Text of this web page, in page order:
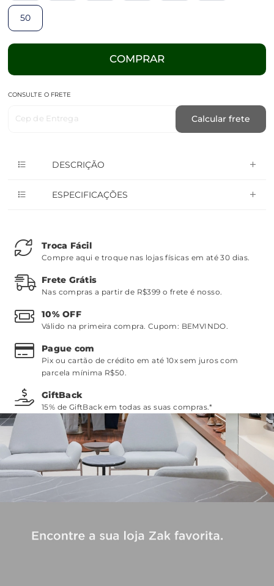
50
COMPRAR
CONSULTE O FRETE
Cep de Entrega Calcular frete
DESCRIÇÃO
ESPECIFICAÇÕES
Troca Fácil
Compre aqui e troque nas lojas físicas em até 30 dias.
Frete Grátis
Nas compras a partir de R$399 o frete é nosso.
10% OFF
Válido na primeira compra. Cupom: BEMVINDO.
Pague com
Pix ou cartão de crédito em até 10x sem juros com
parcela mínima R$50.
GiftBack
15% de GiftBack em todas as suas compras.*